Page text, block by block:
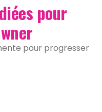
pour
pour progresser